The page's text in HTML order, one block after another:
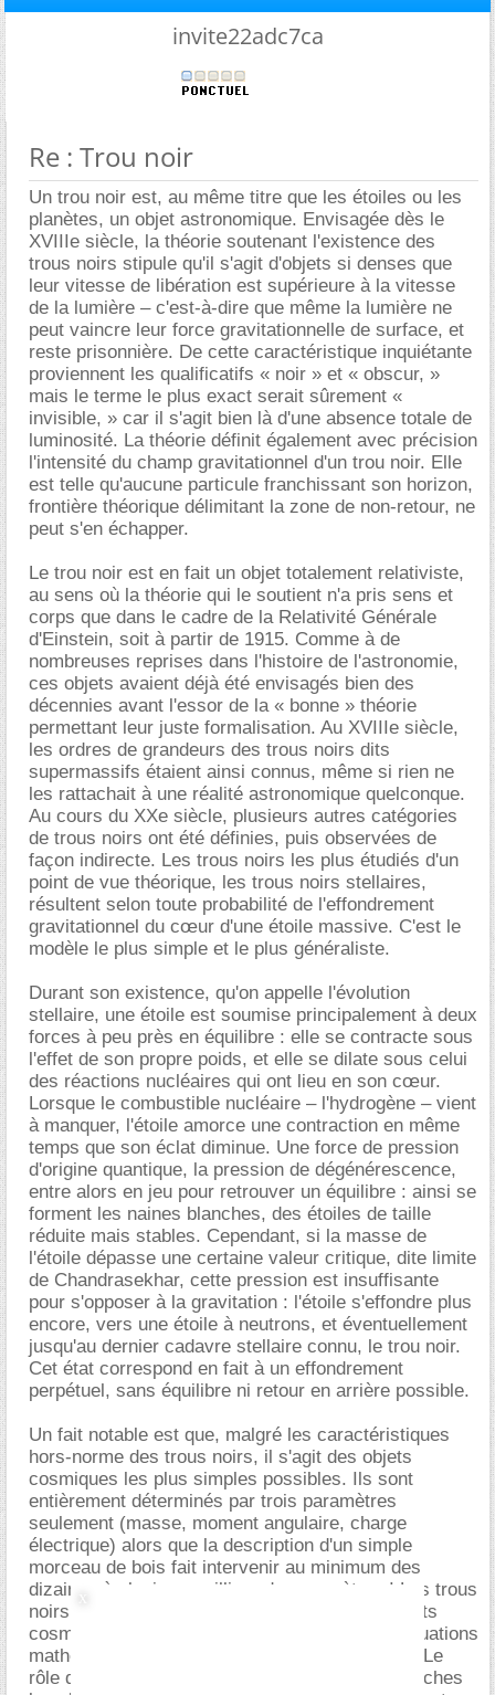
invite22adc7ca
Re : Trou noir
Un trou noir est, au même titre que les étoiles ou les
planètes, un objet astronomique. Envisagée dès le
XVIIIe siècle, la théorie soutenant l'existence des
trous noirs stipule qu'il s'agit d'objets si denses que
leur vitesse de libération est supérieure à la vitesse
de la lumière – c'est-à-dire que même la lumière ne
peut vaincre leur force gravitationnelle de surface, et
reste prisonnière. De cette caractéristique inquiétante
proviennent les qualificatifs « noir » et « obscur, »
mais le terme le plus exact serait sûrement «
invisible, » car il s'agit bien là d'une absence totale de
luminosité. La théorie définit également avec précision
l'intensité du champ gravitationnel d'un trou noir. Elle
est telle qu'aucune particule franchissant son horizon,
frontière théorique délimitant la zone de non-retour, ne
peut s'en échapper.
Le trou noir est en fait un objet totalement relativiste,
au sens où la théorie qui le soutient n'a pris sens et
corps que dans le cadre de la Relativité Générale
d'Einstein, soit à partir de 1915. Comme à de
nombreuses reprises dans l'histoire de l'astronomie,
ces objets avaient déjà été envisagés bien des
décennies avant l'essor de la « bonne » théorie
permettant leur juste formalisation. Au XVIIIe siècle,
les ordres de grandeurs des trous noirs dits
supermassifs étaient ainsi connus, même si rien ne
les rattachait à une réalité astronomique quelconque.
Au cours du XXe siècle, plusieurs autres catégories
de trous noirs ont été définies, puis observées de
façon indirecte. Les trous noirs les plus étudiés d'un
point de vue théorique, les trous noirs stellaires,
résultent selon toute probabilité de l'effondrement
gravitationnel du cœur d'une étoile massive. C'est le
modèle le plus simple et le plus généraliste.
Durant son existence, qu'on appelle l'évolution
stellaire, une étoile est soumise principalement à deux
forces à peu près en équilibre : elle se contracte sous
l'effet de son propre poids, et elle se dilate sous celui
des réactions nucléaires qui ont lieu en son cœur.
Lorsque le combustible nucléaire – l'hydrogène – vient
à manquer, l'étoile amorce une contraction en même
temps que son éclat diminue. Une force de pression
d'origine quantique, la pression de dégénérescence,
entre alors en jeu pour retrouver un équilibre : ainsi se
forment les naines blanches, des étoiles de taille
réduite mais stables. Cependant, si la masse de
l'étoile dépasse une certaine valeur critique, dite limite
de Chandrasekhar, cette pression est insuffisante
pour s'opposer à la gravitation : l'étoile s'effondre plus
encore, vers une étoile à neutrons, et éventuellement
jusqu'au dernier cadavre stellaire connu, le trou noir.
Cet état correspond en fait à un effondrement
perpétuel, sans équilibre ni retour en arrière possible.
Un fait notable est que, malgré les caractéristiques
hors-norme des trous noirs, il s'agit des objets
cosmiques les plus simples possibles. Ils sont
entièrement déterminés par trois paramètres
seulement (masse, moment angulaire, charge
électrique) alors que la description d'un simple
morceau de bois fait intervenir au minimum des
dizaines à plusieurs milliers de paramètres ! Les trous
noirs ont également été parmi les premiers objets
cosmiques à être découverts d'abord via les équations
mathématiques, et non par observation directe. Le
rôle de l'expérience est ici inversée : une des tâches